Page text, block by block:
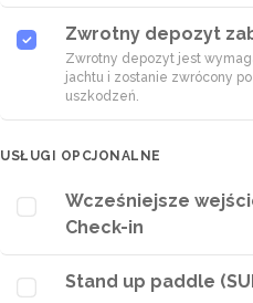
Zwrotny depozyt
Zwrotny depozyt jest
jachtu i zostanie zwrócony
uszkodzeń.
USŁUGI OPCJONALNE
Wcześniejsze
Check-in
Stand up paddle